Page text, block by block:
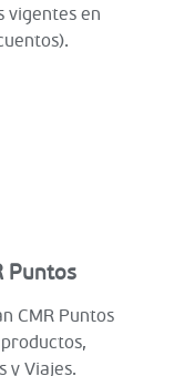
vigentes en
Puntos
CMR Puntos
y Viajes.